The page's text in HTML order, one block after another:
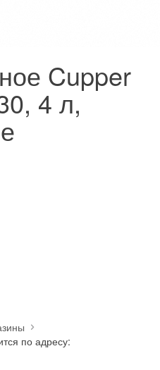
Cupper
4 л,
по адресу: